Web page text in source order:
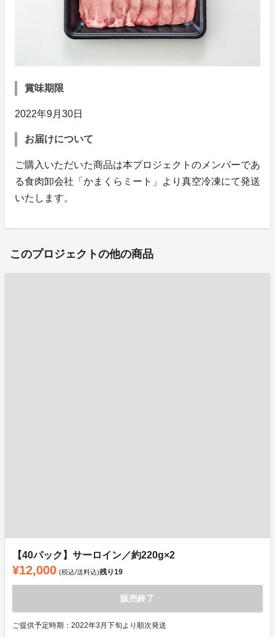
賞味期限
2022年9月30日
お届けについて
ご購入いただいた商品は本プロジェクトのメンバーであ
る食肉卸会社「かまくらミート」より真空冷凍にて発送
いたします。
このプロジェクトの他の商品
【40パック】サーロイン／約220g×2
¥12,000 (税込/送料込)残り19
販売終了
ご提供予定時期：2022年3月下旬より順次発送